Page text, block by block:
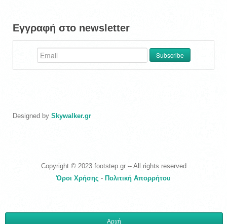
Εγγραφή στο newsletter
Designed by Skywalker.gr
Copyright © 2023 footstep.gr -- All rights reserved
Όροι Χρήσης - Πολιτική Απορρήτου
Αρχή